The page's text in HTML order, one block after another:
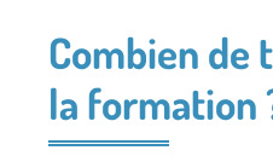
Combien de
la formation